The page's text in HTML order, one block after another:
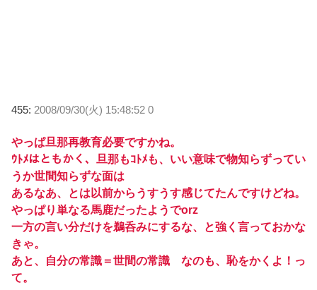
455: 2008/09/30(火) 15:48:52 0
やっぱ旦那再教育必要ですかね。
ｳﾄﾒはともかく、旦那もｺﾄﾒも、いい意味で物知らずってい
うか世間知らずな面は
あるなあ、とは以前からうすうす感じてたんですけどね。
やっぱり単なる馬鹿だったようでorz
一方の言い分だけを鵜呑みにするな、と強く言っておかな
きゃ。
あと、自分の常識＝世間の常識 なのも、恥をかくよ！っ
て。